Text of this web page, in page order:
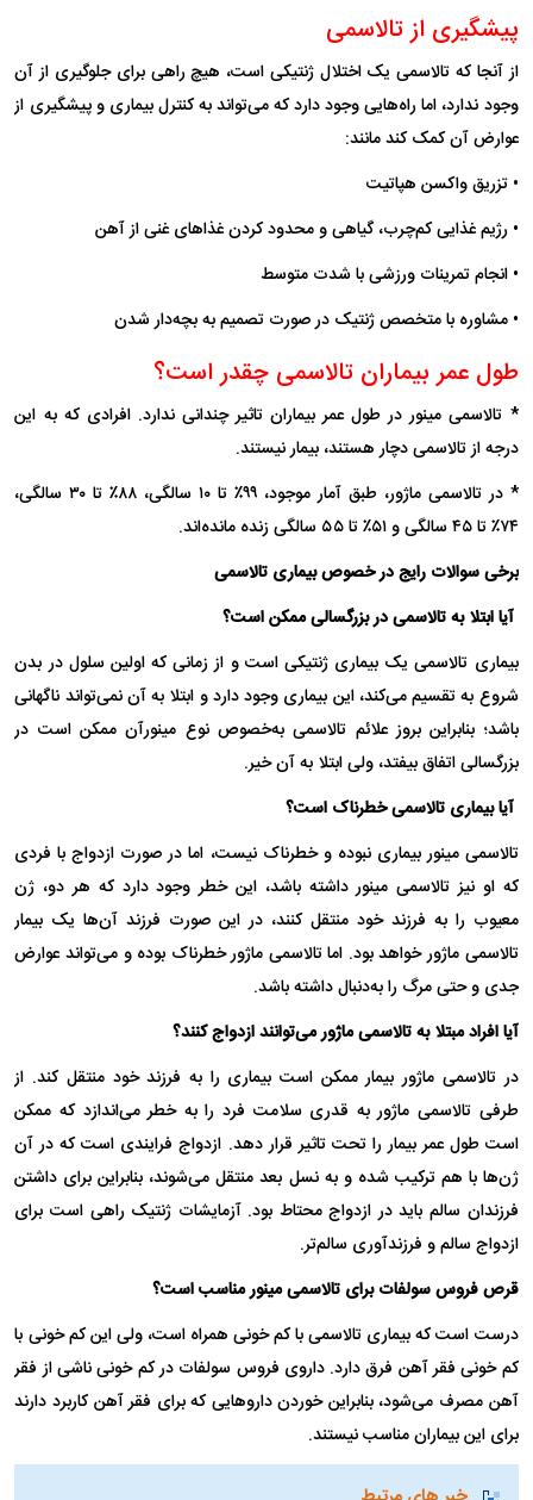
پیشگیری از تالاسمی
از آنجا که تالاسمی یک اختلال ژنتیکی است، هیچ راهی برای جلوگیری از آن
وجود ندارد، اما راه‌هایی وجود دارد که می‌تواند به کنترل بیماری و پیشگیری از
عوارض آن کمک کند مانند:
• تزریق واکسن هپاتیت
• رژیم غذایی کم‌چرب، گیاهی و محدود کردن غذا‌های غنی از آهن
• انجام تمرینات ورزشی با شدت متوسط
• مشاوره با متخصص ژنتیک در صورت تصمیم به بچه‌دار شدن
طول عمر بیماران تالاسمی چقدر است؟
* تالاسمی مینور در طول عمر بیماران تاثیر چندانی ندارد. افرادی که به این
درجه از تالاسمی دچار هستند، بیمار نیستند.
* در تالاسمی ماژور، طبق آمار موجود، ۹۹٪ تا ۱۰ سالگی، ۸۸٪ تا ۳۰ سالگی،
۷۴٪ تا ۴۵ سالگی و ۵۱٪ تا ۵۵ سالگی زنده مانده‌اند.
برخی سوالات رایج در خصوص بیماری تالاسمی
آیا ابتلا به تالاسمی در بزرگسالی ممکن است؟
بیماری تالاسمی یک بیماری ژنتیکی است و از زمانی که اولین سلول در بدن
شروع به تقسیم می‌کند، این بیماری وجود دارد و ابتلا به آن نمی‌تواند ناگهانی
باشد؛ بنابراین بروز علائم تالاسمی به‌خصوص نوع مینورآن ممکن است در
بزرگسالی اتفاق بیفتد، ولی ابتلا به آن خیر.
آیا بیماری تالاسمی خطرناک است؟
تالاسمی مینور بیماری نبوده و خطرناک نیست، اما در صورت ازدواج با فردی
که او نیز تالاسمی مینور داشته باشد، این خطر وجود دارد که هر دو، ژن
معیوب را به فرزند خود منتقل کنند، در این صورت فرزند آن‌ها یک بیمار
تالاسمی ماژور خواهد بود. اما تالاسمی ماژور خطرناک بوده و می‌تواند عوارض
جدی و حتی مرگ را به‌دنبال داشته باشد.
آیا افراد مبتلا به تالاسمی ماژور می‌توانند ازدواج کنند؟
در تالاسمی ماژور بیمار ممکن است بیماری را به فرزند خود منتقل کند. از
طرفی تالاسمی ماژور به قدری سلامت فرد را به خطر می‌اندازد که ممکن
است طول عمر بیمار را تحت تاثیر قرار دهد. ازدواج فرایندی است که در آن
ژن‌ها با هم ترکیب شده و به نسل بعد منتقل می‌شوند، بنابراین برای داشتن
فرزندان سالم باید در ازدواج محتاط بود. آزمایشات ژنتیک راهی است برای
ازدواج سالم و فرزندآوری سالم‌تر.
قرص فروس سولفات برای تالاسمی مینور مناسب است؟
درست است که بیماری تالاسمی با کم خونی همراه است، ولی این کم خونی با
کم خونی فقر آهن فرق دارد. داروی فروس سولفات در کم خونی ناشی از فقر
آهن مصرف می‌شود، بنابراین خوردن دارو‌هایی که برای فقر آهن کاربرد دارند
برای این بیماران مناسب نیستند.